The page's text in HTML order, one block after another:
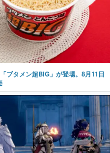
ブタメン超BIG」が登場。8月11日